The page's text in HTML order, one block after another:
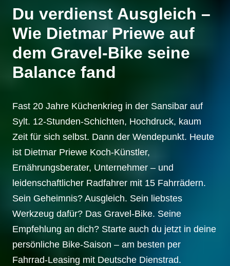
Du verdienst Ausgleich –
Wie Dietmar Priewe auf
dem Gravel-Bike seine
Balance fand
Fast 20 Jahre Küchenkrieg in der Sansibar auf
Sylt. 12-Stunden-Schichten, Hochdruck, kaum
Zeit für sich selbst. Dann der Wendepunkt. Heute
ist Dietmar Priewe Koch-Künstler,
Ernährungsberater, Unternehmer – und
leidenschaftlicher Radfahrer mit 15 Fahrrädern.
Sein Geheimnis? Ausgleich. Sein liebstes
Werkzeug dafür? Das Gravel-Bike. Seine
Empfehlung an dich? Starte auch du jetzt in deine
persönliche Bike-Saison – am besten per
Fahrrad-Leasing mit Deutsche Dienstrad.